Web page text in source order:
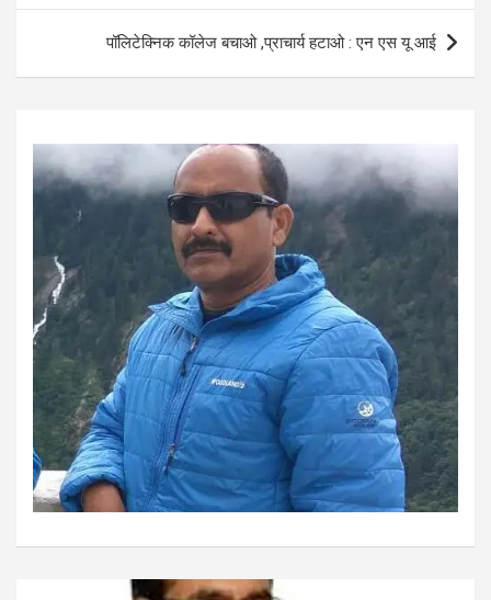
p
p
पॉलिटेक्निक कॉलेज बचाओ ,प्राचार्य हटाओ : एन एस यू आई